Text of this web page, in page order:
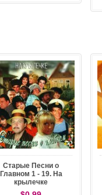
Старые Песни о
Главном 1 - 19. На
крылечке